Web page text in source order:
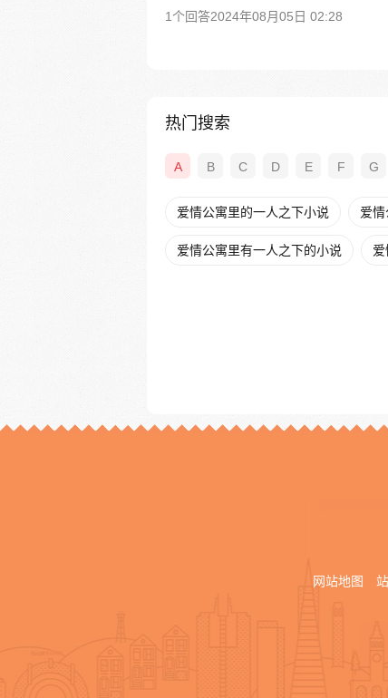
1个回答2024年08月05日 02:28
热门搜索
A B C D E F G
爱情公寓里的一人之下小说 爱
爱情公寓里有一人之下的小说
网站地图